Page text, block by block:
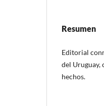
Resumen
Editorial
del Uruguay,
hechos.